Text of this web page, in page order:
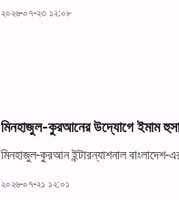
২০২৬-০৭-২৩ ১২:০৮
মিনহাজুল-কুরআনের উদ্যোগে ইমাম
মিনহাজুল-কুরআন ইন্টারন্যাশনাল বাংলাদেশ-
২০২৬-০৭-২১ ১২:০১